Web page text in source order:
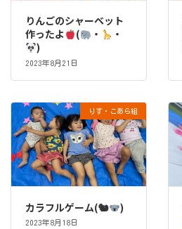
りんごのシャーベット
作ったよ
( ・
・
)
2023年8月21日
りす・こあら組
カラフルゲーム(🐿 )
2023年8月18日